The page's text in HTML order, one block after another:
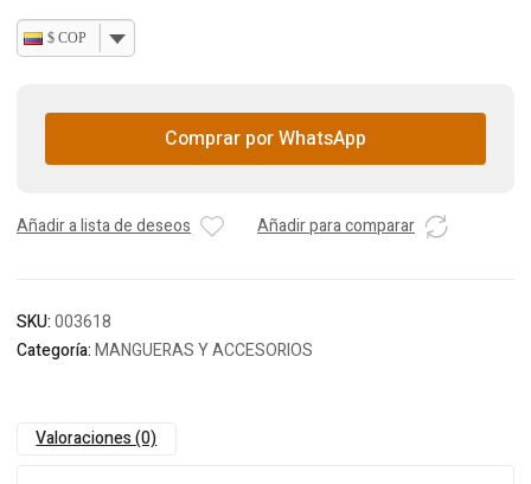
$ COP
Comprar por WhatsApp
Añadir a lista de deseos Añadir para comparar
SKU:003618
Categoría:MANGUERAS Y ACCESORIOS
Valoraciones (0)